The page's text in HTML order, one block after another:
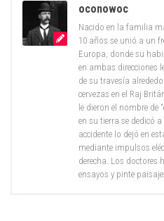
oconowoc
Nacido en la familia
10 años se unió a un
Europa, donde su
en ambas direcciones
de su travesía
cervezas en el Raj
le dieron el nombre de
en su tierra se dedicó
accidente lo dejó en
mediante impulsos
derecha. Los doctores
ensayos y pinte